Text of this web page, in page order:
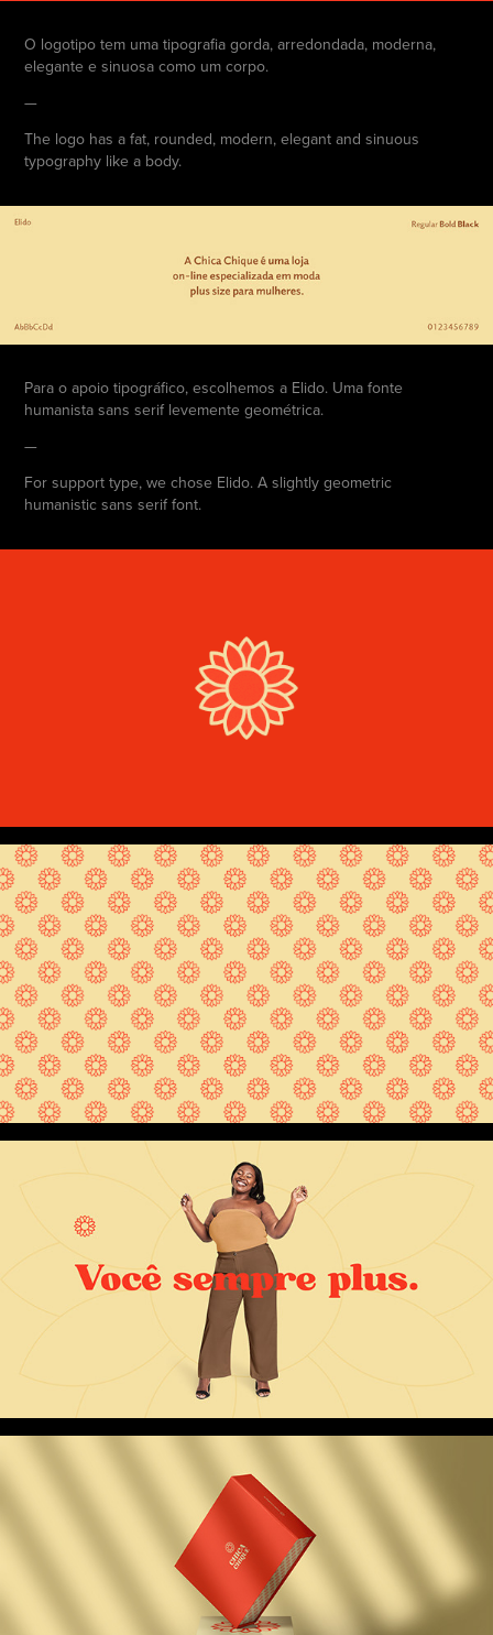
O logotipo tem uma tipografia gorda, arredondada, moderna,
elegante e sinuosa como um corpo.
—
The logo has a fat, rounded, modern, elegant and sinuous
typography like a body.
Para o apoio tipográfico, escolhemos a Elido. Uma fonte
humanista sans serif levemente geométrica.
—
For support type, we chose Elido. A slightly geometric
humanistic sans serif font.